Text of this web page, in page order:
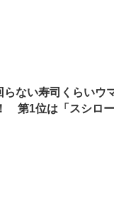
らない寿司くらいウ
第1位は「スシロ